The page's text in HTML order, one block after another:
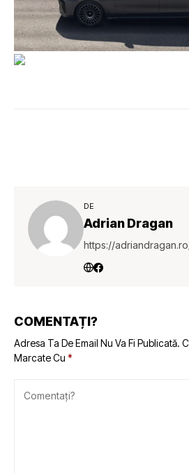
DE
Adrian Dragan
https://
COMENTAȚI?
Adresa Ta De Email Nu Va Fi Publicată.
Marcate Cu *